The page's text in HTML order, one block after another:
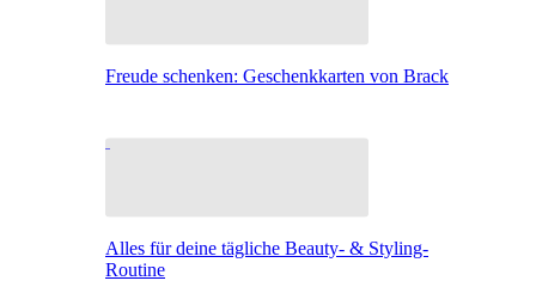
Freude schenken: Geschenkkarten von Brack
Alles für deine tägliche Beauty- & Styling-
Routine